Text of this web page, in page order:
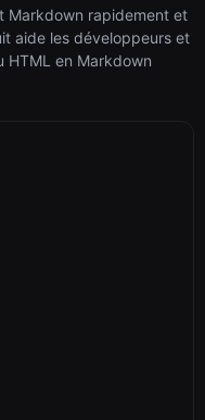
Markdown rapidement et
aide les développeurs et
HTML en Markdown